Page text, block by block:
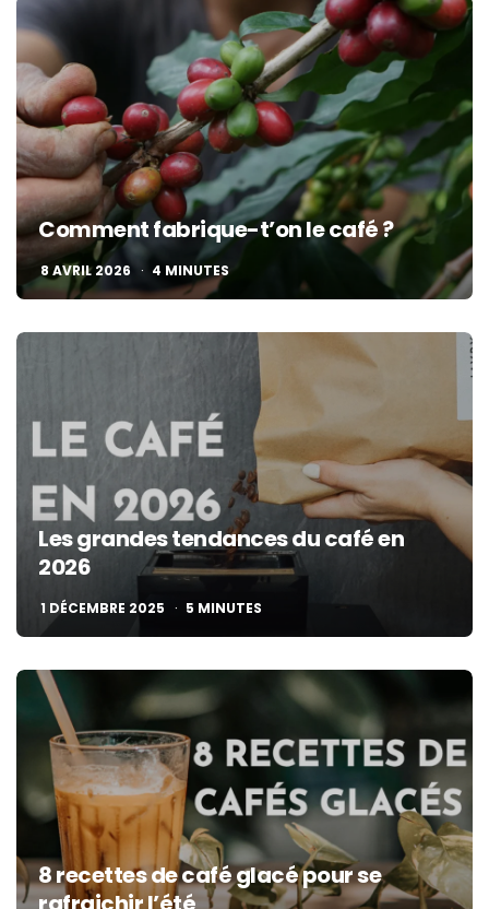
Comment fabrique-t’on le café ?
8 AVRIL 2026 4 MINUTES
Les grandes tendances du café en
2026
1 DÉCEMBRE 2025 5 MINUTES
8 recettes de café glacé pour se